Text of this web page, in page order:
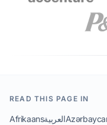
READ THIS PAGE IN
Afrikaansالعربية